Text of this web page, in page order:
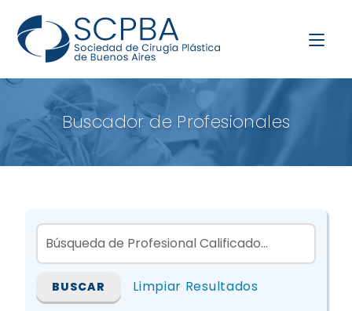
Buscador de Profesionales
Limpiar Resultados